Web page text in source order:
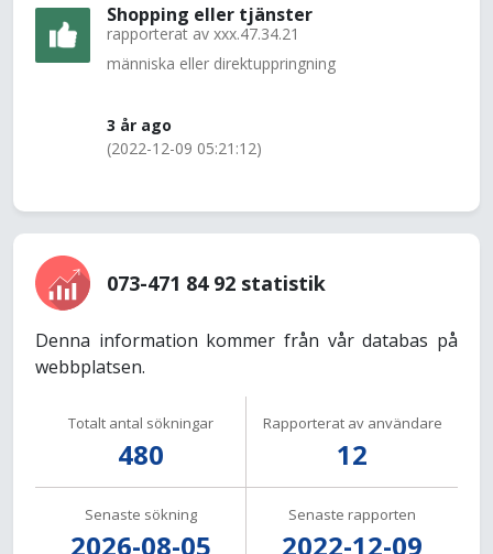
Shopping eller tjänster
rapporterat av xxx.47.34.21
människa eller direktuppringning
3 år ago
(2022-12-09 05:21:12)
073-471 84 92 statistik
Denna information kommer från vår databas på
webbplatsen.
Totalt antal sökningar
480
Rapporterat av användare
12
Senaste sökning
2026-08-05
Senaste rapporten
2022-12-09